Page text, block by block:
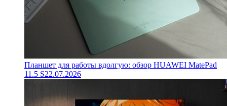
Планшет для работы вдолгую: обзор HUAWEI MatePad
11.5 S22.07.2026